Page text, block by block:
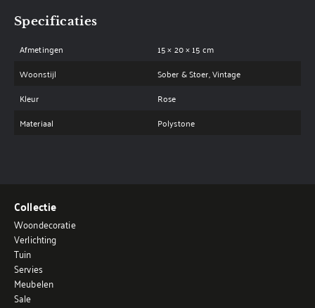
Specificaties
Afmetingen
15 × 20 × 15 cm
Woonstijl
Sober & Stoer, Vintage
Kleur
Rose
Materiaal
Polystone
Collectie
Woondecoratie
Verlichting
Tuin
Servies
Meubelen
Sale